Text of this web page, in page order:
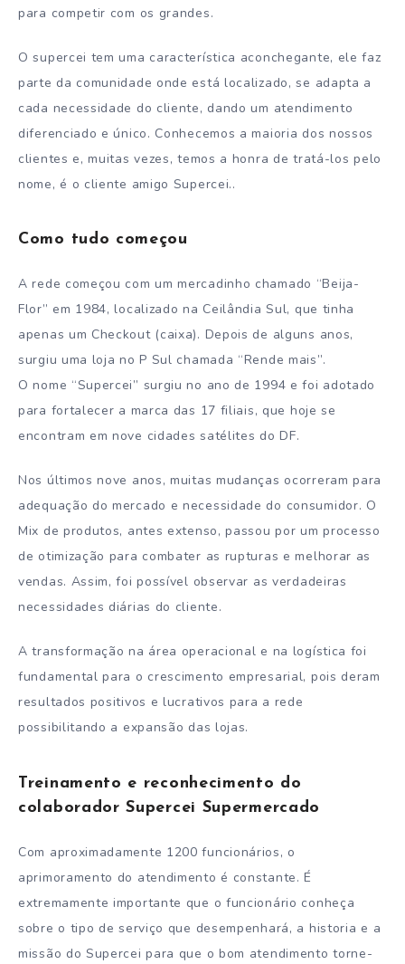
para competir com os grandes.
O supercei tem uma característica aconchegante, ele faz
parte da comunidade onde está localizado, se adapta a
cada necessidade do cliente, dando um atendimento
diferenciado e único. Conhecemos a maioria dos nossos
clientes e, muitas vezes, temos a honra de tratá-los pelo
nome, é o cliente amigo Supercei..
Como tudo começou
A rede começou com um mercadinho chamado “Beija-
Flor” em 1984, localizado na Ceilândia Sul, que tinha
apenas um Checkout (caixa). Depois de alguns anos,
surgiu uma loja no P Sul chamada “Rende mais”.
O nome “Supercei” surgiu no ano de 1994 e foi adotado
para fortalecer a marca das 17 filiais, que hoje se
encontram em nove cidades satélites do DF.
Nos últimos nove anos, muitas mudanças ocorreram para
adequação do mercado e necessidade do consumidor. O
Mix de produtos, antes extenso, passou por um processo
de otimização para combater as rupturas e melhorar as
vendas. Assim, foi possível observar as verdadeiras
necessidades diárias do cliente.
A transformação na área operacional e na logística foi
fundamental para o crescimento empresarial, pois deram
resultados positivos e lucrativos para a rede
possibilitando a expansão das lojas.
Treinamento e reconhecimento do
colaborador Supercei Supermercado
Com aproximadamente 1200 funcionários, o
aprimoramento do atendimento é constante. É
extremamente importante que o funcionário conheça
sobre o tipo de serviço que desempenhará, a historia e a
missão do Supercei para que o bom atendimento torne-